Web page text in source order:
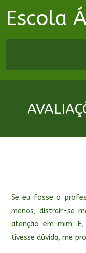
Escola
Se eu fosse o
menos, distrair-se
atenção em mim.
tivesse dúvida, me